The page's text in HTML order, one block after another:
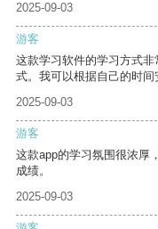
2025-09-03
游客
这款学习软件的学习方式
式。我可以根据自己的时间
2025-09-03
游客
这款app的学习氛围很浓厚
成绩。
2025-09-03